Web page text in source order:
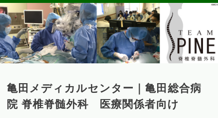
亀田メディカルセンター｜亀田総合病
院 脊椎脊髄外科 医療関係者向け